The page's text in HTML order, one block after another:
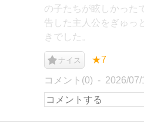
の子たちが眩しかった
告した主人公をぎゅっ
きでした。
ナイス ★7
コメント(0) 2026/07/